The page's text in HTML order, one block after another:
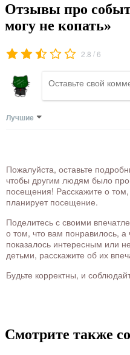
Отзывы про
могу не копать»
2.8 /6
Лучшие
Пожалуйста, оставьте
чтобы другим людям было
посещения! Расскажите о том,
планирует посещение.
Поделитесь с своими
о том, что вам понравилось, а
показалось интересным или
детьми, расскажите об их
Будьте корректны, и
Смотрите также